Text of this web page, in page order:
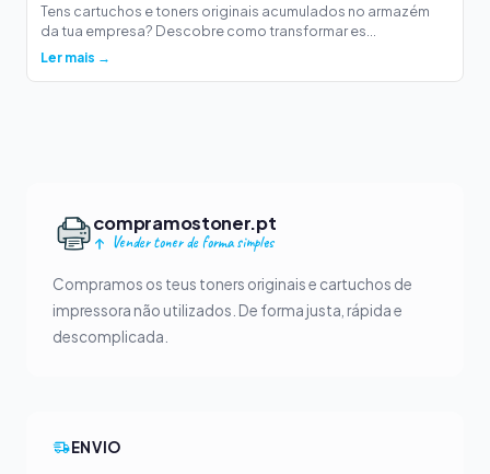
Tens cartuchos e toners originais acumulados no armazém
da tua empresa? Descobre como transformar es...
Ler mais →
compramostoner.pt
Vender toner de forma simples
Compramos os teus toners originais e cartuchos de
impressora não utilizados. De forma justa, rápida e
descomplicada.
ENVIO